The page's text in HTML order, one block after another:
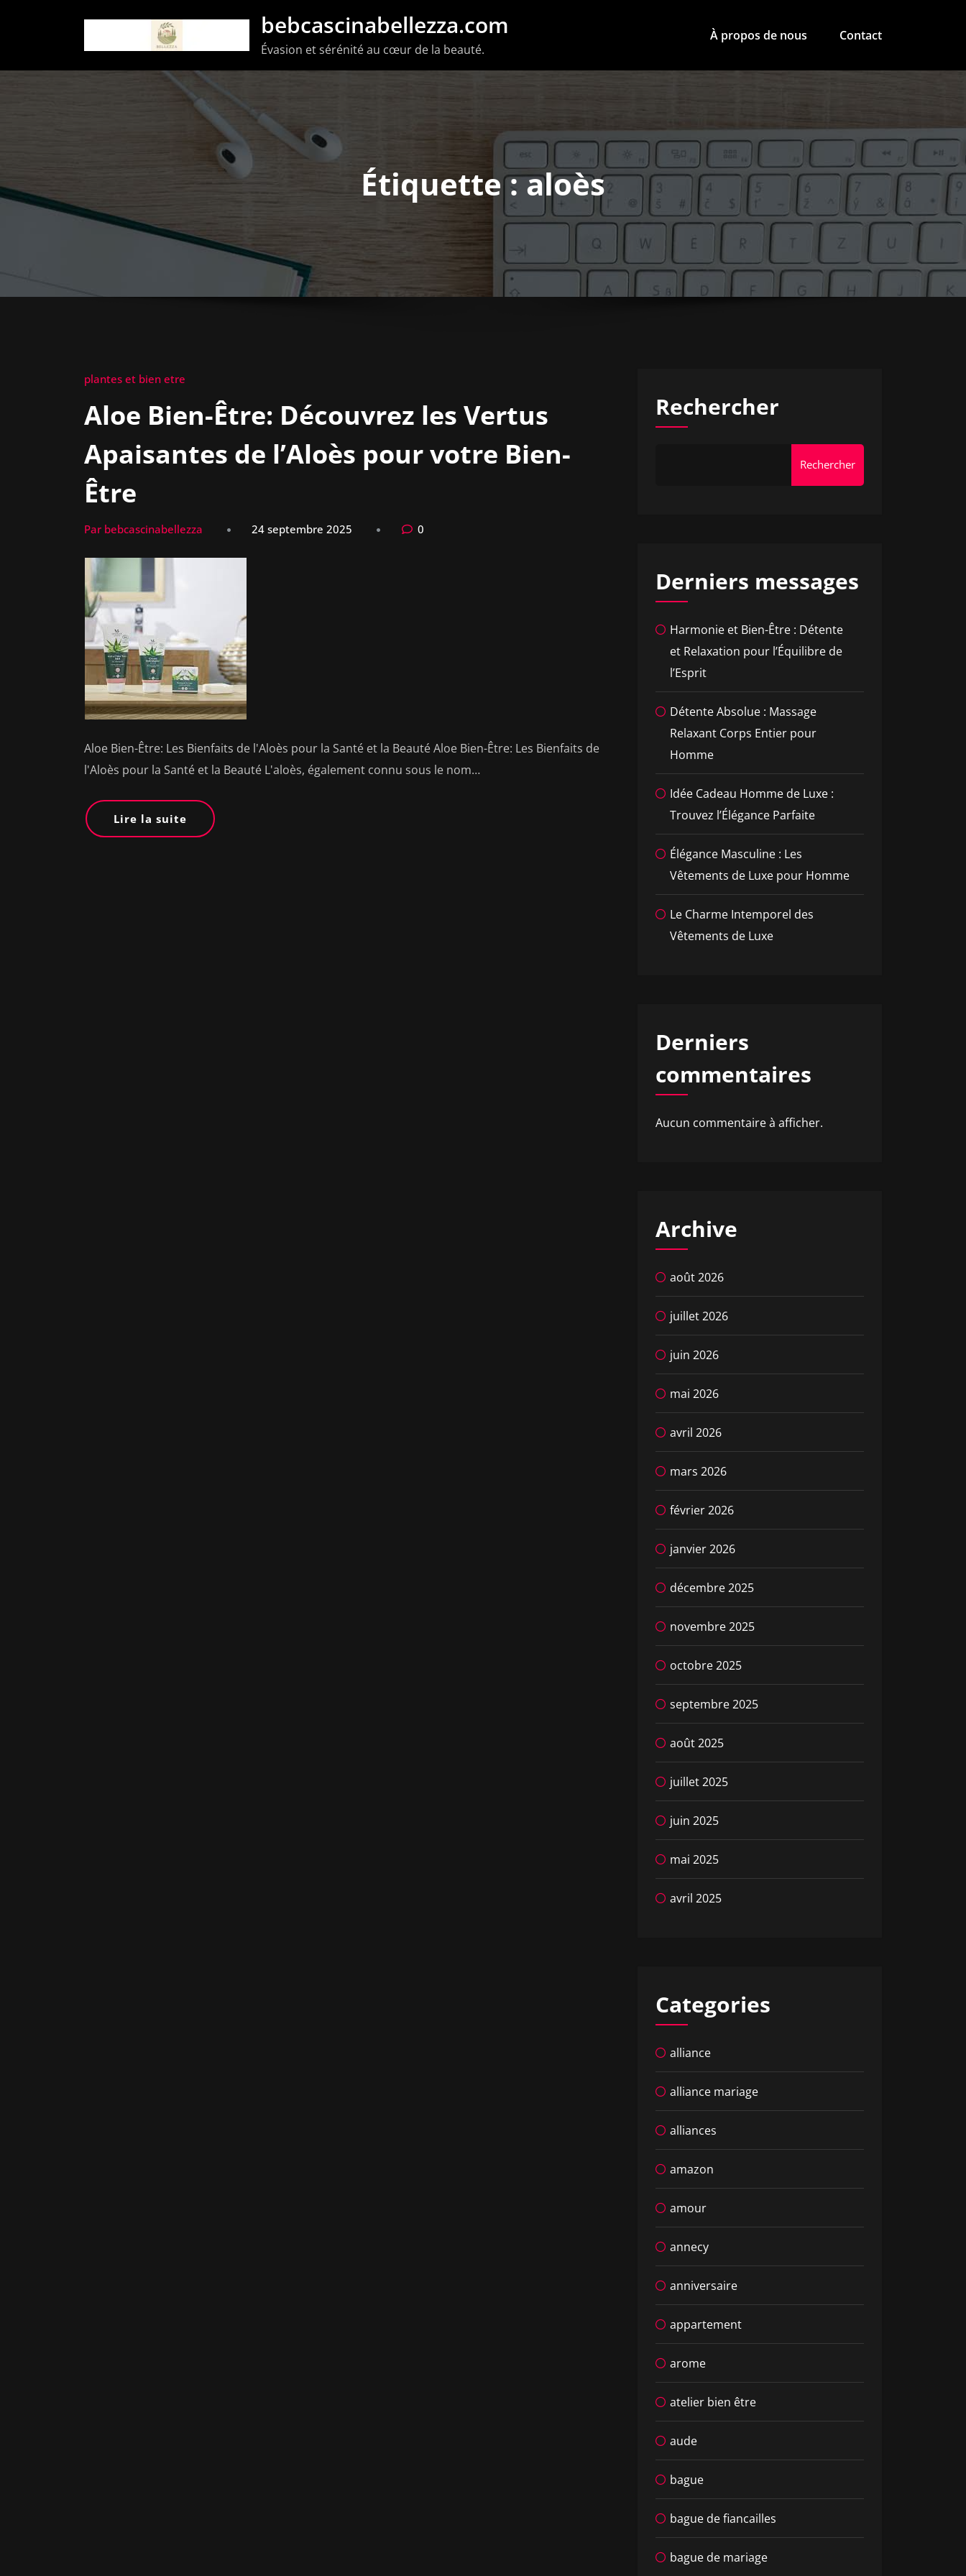
bebcascinabellezza.com
Évasion et sérénité au cœur de la beauté.
À propos de nous Contact
Étiquette : aloès
plantes et bien etre
Aloe Bien-Être: Découvrez les Vertus
Apaisantes de l’Aloès pour votre Bien-
Être
Par bebcascinabellezza 24 septembre 2025 0
Aloe Bien-Être: Les Bienfaits de l'Aloès pour la Santé et la Beauté Aloe Bien-Être: Les Bienfaits de
l'Aloès pour la Santé et la Beauté L'aloès, également connu sous le nom…
Lire la suite
Rechercher
Rechercher
Derniers messages
Harmonie et Bien-Être : Détente
et Relaxation pour l’Équilibre de
l’Esprit
Détente Absolue : Massage
Relaxant Corps Entier pour
Homme
Idée Cadeau Homme de Luxe :
Trouvez l’Élégance Parfaite
Élégance Masculine : Les
Vêtements de Luxe pour Homme
Le Charme Intemporel des
Vêtements de Luxe
Derniers
commentaires
Aucun commentaire à afficher.
Archive
août 2026
juillet 2026
juin 2026
mai 2026
avril 2026
mars 2026
février 2026
janvier 2026
décembre 2025
novembre 2025
octobre 2025
septembre 2025
août 2025
juillet 2025
juin 2025
mai 2025
avril 2025
Categories
alliance
alliance mariage
alliances
amazon
amour
annecy
anniversaire
appartement
arome
atelier bien être
aude
bague
bague de fiancailles
bague de mariage